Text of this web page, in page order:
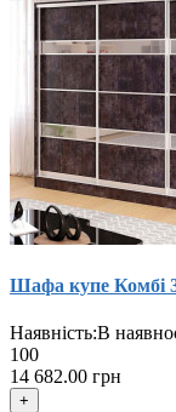
Шафа купе Комбi
Наявність:В
100
14 682.00 грн
+